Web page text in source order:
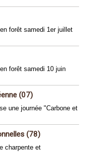
forêt samedi 1er juillet
forêt samedi 10 juin
(07)
une journée "Carbone et
(78)
charpente et